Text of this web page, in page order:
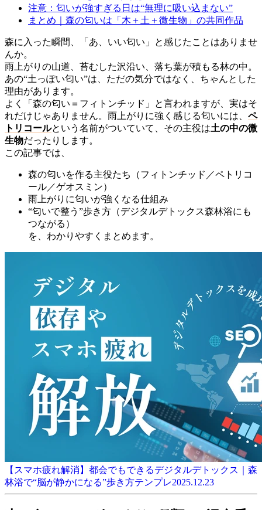
注意：匂いが強すぎる日は“無理に吸い込まない”
まとめ｜森の匂いは「木＋土＋微生物」の共同作品
森に入った瞬間、「あ、いい匂い」と感じたことはありませ
んか。
雨上がりの山道、苔むした沢沿い、落ち葉が積もる林の中。
あの“土っぽい匂い”は、ただの気分ではなく、ちゃんとした
理由があります。
よく「森の匂い＝フィトンチッド」と言われますが、実はそ
れだけじゃありません。雨上がりに強く感じる匂いには、 ペ
トリコールという名前がついていて、その主役は土の中の微
生物だったりします。
この記事では、
森の匂いを作る主役たち（フィトンチッド／ペトリコ
ール／ゲオスミン）
雨上がりに匂いが強くなる仕組み
“匂いで整う”歩き方（デジタルデトックス森林浴にも
つながる）
を、わかりやすくまとめます。
【スマホ疲れ解消】都会でもできるデジタルデトックス｜森
林浴で“脳が静かになる”歩き方テンプレ2025.12.23